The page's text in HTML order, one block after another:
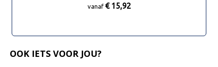
vanaf € 15,92
OOK IETS VOOR JOU?